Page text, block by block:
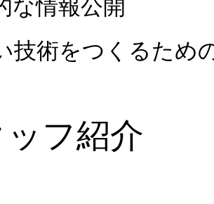
な情報公開
技術をつくるため
ッフ紹介